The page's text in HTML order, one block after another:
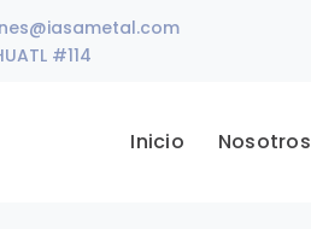
#114
Inicio Nosotros